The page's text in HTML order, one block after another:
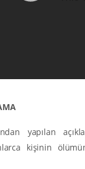
yapılan
kişinin